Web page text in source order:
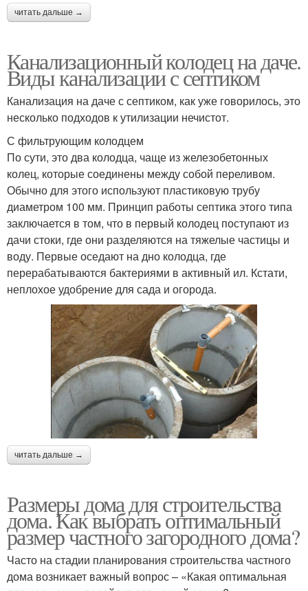
читать дальше →
Канализационный колодец на даче.
Виды канализации с септиком
Канализация на даче с септиком, как уже говорилось, это
несколько подходов к утилизации нечистот.
С фильтрующим колодцем
По сути, это два колодца, чаще из железобетонных
колец, которые соединены между собой переливом.
Обычно для этого используют пластиковую трубу
диаметром 100 мм. Принцип работы септика этого типа
заключается в том, что в первый колодец поступают из
дачи стоки, где они разделяются на тяжелые частицы и
воду. Первые оседают на дно колодца, где
перерабатываются бактериями в активный ил. Кстати,
неплохое удобрение для сада и огорода.
читать дальше →
Размеры дома для строительства
дома. Как выбрать оптимальный
размер частного загородного дома?
Часто на стадии планирования строительства частного
дома возникает важный вопрос – «Какая оптимальная